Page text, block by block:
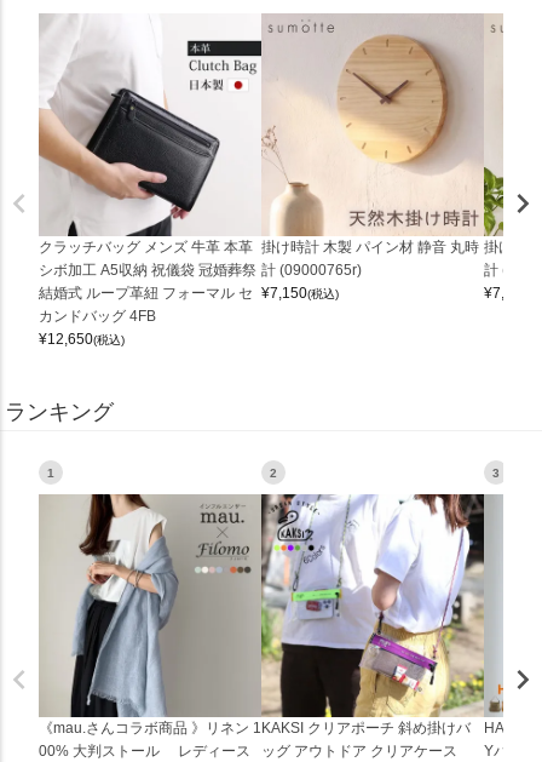
クラッチバッグ メンズ 牛革 本革
シボ加工 A5収納 祝儀袋 冠婚葬祭
結婚式 ループ革紐 フォーマル セ
カンドバッグ 4FB
¥12,650(税込)
掛け時計 木製 パイン材 静音 丸時
計 (09000765r)
¥7,150(税込)
掛け時
計
¥7,150
ランキング
1
《mau.さんコラボ商品 》リネン 1
00% 大判ストール レディース
2
KAKSI クリアポーチ 斜め掛けバ
ッグ アウトドア クリアケース
3
Yバッグ